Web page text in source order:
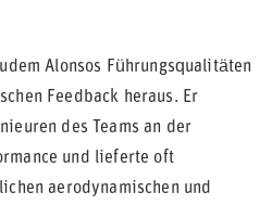
Alonsos Führungsqualitäten
Feedback heraus. Er
des Teams an der
und lieferte oft
aerodynamischen und